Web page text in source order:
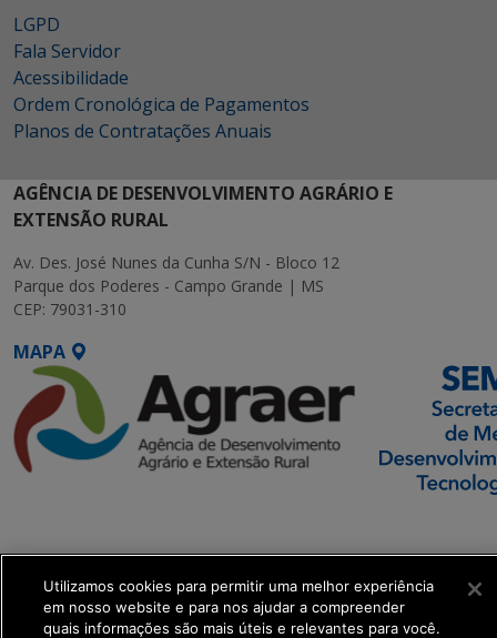
LGPD
Fala Servidor
Acessibilidade
Ordem Cronológica de Pagamentos
Planos de Contratações Anuais
AGÊNCIA DE DESENVOLVIMENTO AGRÁRIO E
EXTENSÃO RURAL
Av. Des. José Nunes da Cunha S/N - Bloco 12
Parque dos Poderes - Campo Grande | MS
CEP: 79031-310
MAPA
Executiva de
Transformação Digital
Utilizamos cookies para permitir uma melhor experiência
em nosso website e para nos ajudar a compreender
quais informações são mais úteis e relevantes para você.